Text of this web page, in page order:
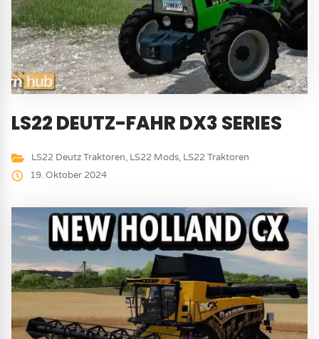
LS22 DEUTZ-FAHR DX3 SERIES
LS22 Deutz Traktoren, LS22 Mods, LS22 Traktoren
19. Oktober 2024